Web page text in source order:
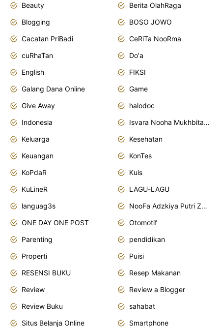
Beauty
Berita OlahRaga
Blogging
BOSO JOWO
Cacatan PriBadi
CeRiTa NooRma
cuRhaTan
Do'a
English
FIKSI
Galang Dana Online
Game
Give Away
halodoc
Indonesia
Isvara Nooha Mukhbita Zain
Keluarga
Kesehatan
Keuangan
KonTes
KoPdaR
Kuis
KuLineR
LAGU-LAGU
languag3s
NooFa Adzkiya Putri Zain
ONE DAY ONE POST
Otomotif
Parenting
pendidikan
Properti
Puisi
RESENSI BUKU
Resep Makanan
Review
Review a Blogger
Review Buku
sahabat
Situs Belanja Online
Smartphone